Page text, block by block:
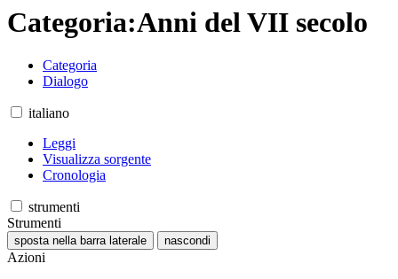
Categoria:Anni del VII secolo
Categoria
Dialogo
italiano
Leggi
Visualizza sorgente
Cronologia
strumenti
Strumenti
sposta nella barra laterale nascondi
Azioni